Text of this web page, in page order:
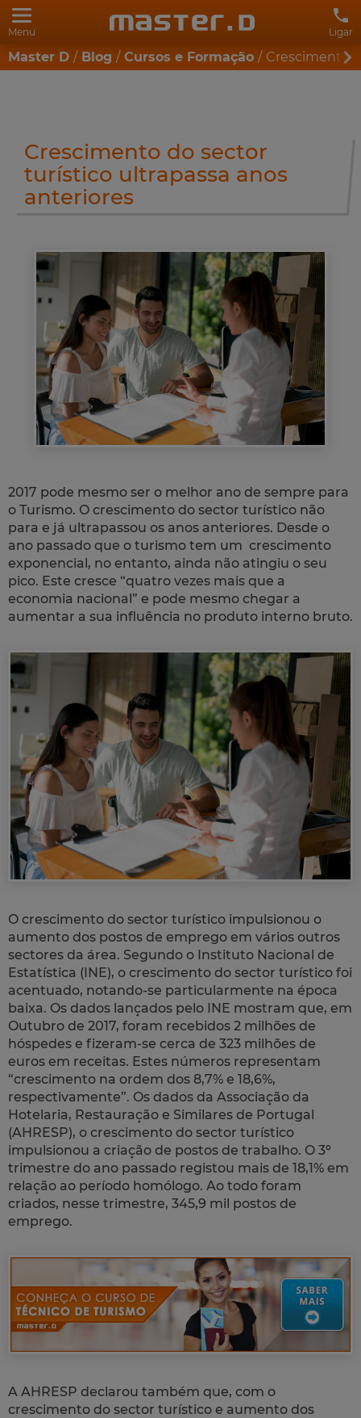
Menu Ligar
Master D Blog Cursos e Formação Crescimento
Crescimento do sector
turístico ultrapassa anos
anteriores
2017 pode mesmo ser o melhor ano de sempre para
o Turismo. O crescimento do sector turístico não
para e já ultrapassou os anos anteriores. Desde o
ano passado que o turismo tem um crescimento
exponencial, no entanto, ainda não atingiu o seu
pico. Este cresce “quatro vezes mais que a
economia nacional” e pode mesmo chegar a
aumentar a sua influência no produto interno bruto.
O crescimento do sector turístico impulsionou o
aumento dos postos de emprego em vários outros
sectores da área. Segundo o Instituto Nacional de
Estatística (INE), o crescimento do sector turístico foi
acentuado, notando-se particularmente na época
baixa. Os dados lançados pelo INE mostram que, em
Outubro de 2017, foram recebidos 2 milhões de
hóspedes e fizeram-se cerca de 323 milhões de
euros em receitas. Estes números representam
“crescimento na ordem dos 8,7% e 18,6%,
respectivamente”. Os dados da Associação da
Hotelaria, Restauração e Similares de Portugal
(AHRESP), o crescimento do sector turístico
impulsionou a criação de postos de trabalho. O 3º
trimestre do ano passado registou mais de 18,1% em
relação ao período homólogo. Ao todo foram
criados, nesse trimestre, 345,9 mil postos de
emprego.
A AHRESP declarou também que, com o
crescimento do sector turístico e aumento dos